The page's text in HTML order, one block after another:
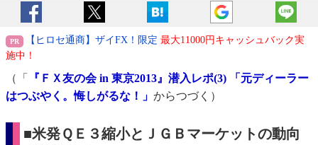
【ヒロセ通商】ザイFX！限定 最大11000円キャッシュバック実
施中！
（「
『ＦＸ友の会 in 東京2013』潜入レポ(3) 「元ディーラー
はつぶやく。悔しがるな！」 からつづく）
■米発ＱＥ３縮小とＪＧＢマーケットの動向